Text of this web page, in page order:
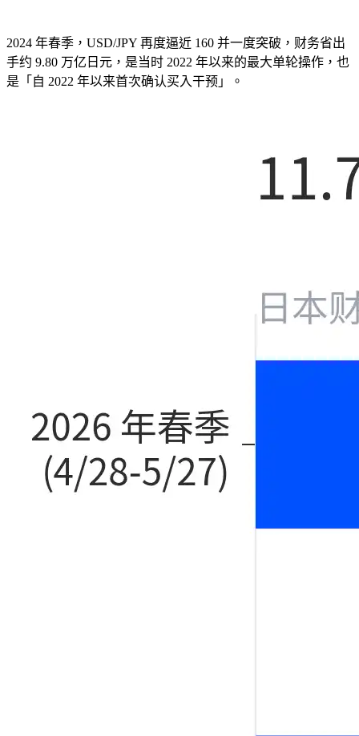
2024 年春季，USD/JPY 再度逼近 160 并一度突破，财务省出
手约 9.80 万亿日元，是当时 2022 年以来的最大单轮操作，也
是「自 2022 年以来首次确认买入干预」。